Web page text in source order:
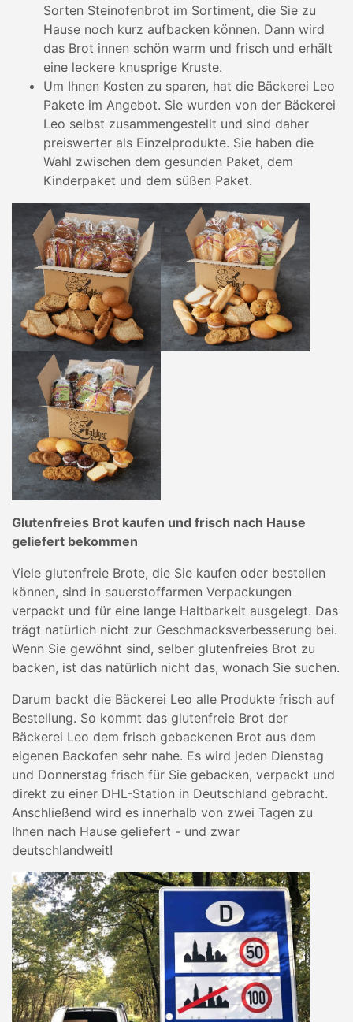
Sorten Steinofenbrot im Sortiment, die Sie zu
Hause noch kurz aufbacken können. Dann wird
das Brot innen schön warm und frisch und erhält
eine leckere knusprige Kruste.
Um Ihnen Kosten zu sparen, hat die Bäckerei Leo
Pakete im Angebot. Sie wurden von der Bäckerei
Leo selbst zusammengestellt und sind daher
preiswerter als Einzelprodukte. Sie haben die
Wahl zwischen dem gesunden Paket, dem
Kinderpaket und dem süßen Paket.
Glutenfreies Brot kaufen und frisch nach Hause
geliefert bekommen
Viele glutenfreie Brote, die Sie kaufen oder bestellen
können, sind in sauerstoffarmen Verpackungen
verpackt und für eine lange Haltbarkeit ausgelegt. Das
trägt natürlich nicht zur Geschmacksverbesserung bei.
Wenn Sie gewöhnt sind, selber glutenfreies Brot zu
backen, ist das natürlich nicht das, wonach Sie suchen.
Darum backt die Bäckerei Leo alle Produkte frisch auf
Bestellung. So kommt das glutenfreie Brot der
Bäckerei Leo dem frisch gebackenen Brot aus dem
eigenen Backofen sehr nahe. Es wird jeden Dienstag
und Donnerstag frisch für Sie gebacken, verpackt und
direkt zu einer DHL-Station in Deutschland gebracht.
Anschließend wird es innerhalb von zwei Tagen zu
Ihnen nach Hause geliefert - und zwar
deutschlandweit!